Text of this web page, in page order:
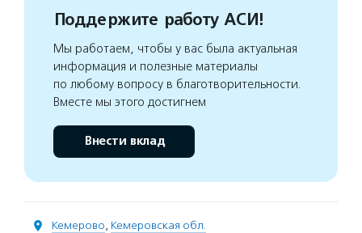
Поддержите работу АСИ!
Мы работаем, чтобы у вас была актуальная
информация и полезные материалы
по любому вопросу в благотворительности.
Вместе мы этого достигнем
Внести вклад
Кемерово, Кемеровская обл.